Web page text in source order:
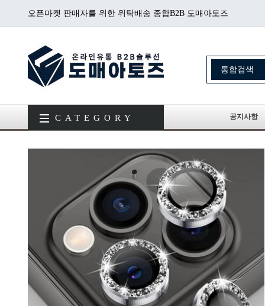
오픈마켓 판매자를 위한 위탁배송 종합B2B 도매아토즈
CATEGORY 공지사항